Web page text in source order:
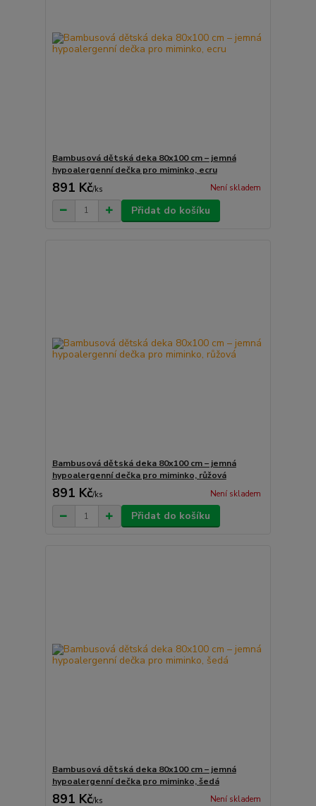
Bambusová dětská deka 80x100 cm – jemná
hypoalergenní dečka pro miminko, ecru
891 Kč/ks Není skladem
Přidat do košíku
Bambusová dětská deka 80x100 cm – jemná
hypoalergenní dečka pro miminko, růžová
891 Kč/ks Není skladem
Přidat do košíku
Bambusová dětská deka 80x100 cm – jemná
hypoalergenní dečka pro miminko, šedá
891 Kč/ks Není skladem